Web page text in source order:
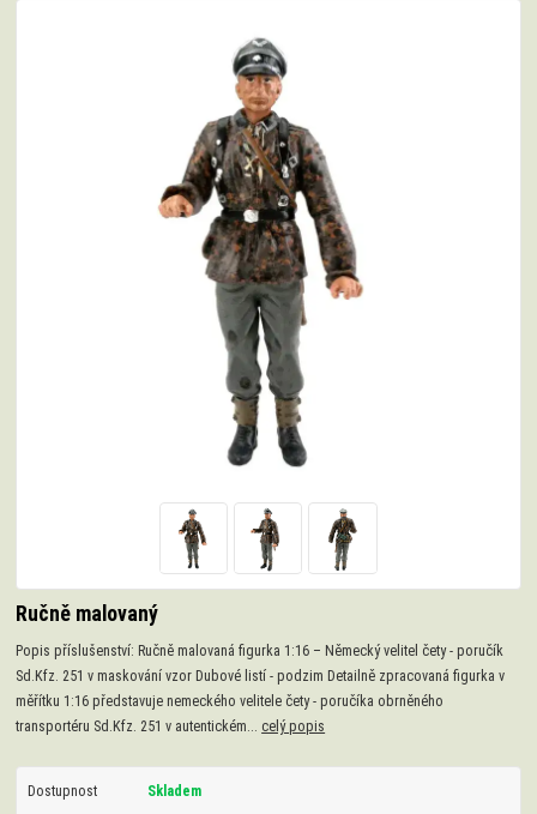
Ručně malovaný
Popis příslušenství: Ručně malovaná figurka 1:16 – Německý velitel čety - poručík
Sd.Kfz. 251 v maskování vzor Dubové listí - podzim Detailně zpracovaná figurka v
měřítku 1:16 představuje nemeckého velitele čety - poručíka obrněného
transportéru Sd.Kfz. 251 v autentickém... celý popis
Dostupnost Skladem